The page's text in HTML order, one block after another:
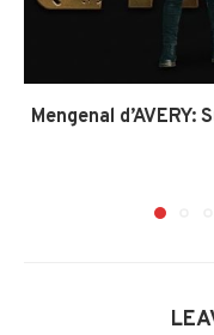
Mengenal